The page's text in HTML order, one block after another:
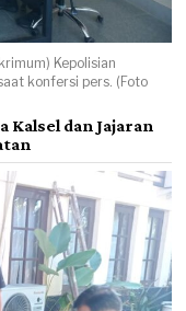
Kepolisian
konfersi pers. (Foto
Kalsel dan Jajaran